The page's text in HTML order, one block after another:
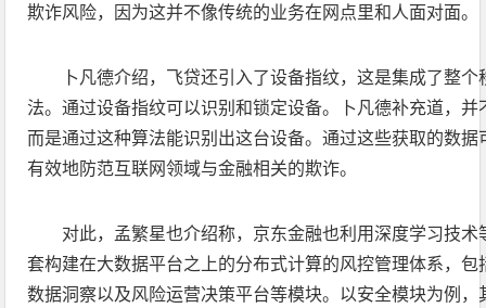
欺诈风险，因为这并不像传统的业务在网点里和人面对面。
卜凡德介绍，飞贷还引入了设备指纹，这是集成了整
法。通过设备指纹可以识别和锁定设备。卜凡德补充道，
而是通过这种算法能识别出这台设备。通过这些获取的数
有效地防范互联网领域与金融相关的欺诈。
对此，孟繁星也介绍称，京东金融也利用深度学习技
套构建在大数据平台之上的分布式计算的风控管理体系，
数据洞察以及风险运营决策平台等模块。以安全模块为例